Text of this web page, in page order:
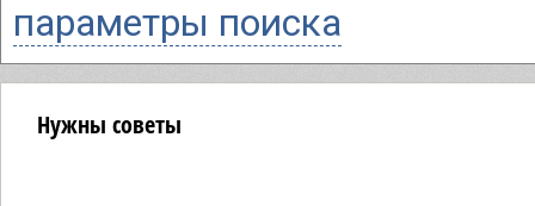
параметры поиска
Нужны советы